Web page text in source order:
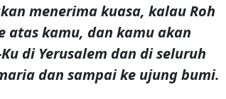
menerima kuasa, kalau Roh
atas kamu, dan kamu akan
di Yerusalem dan di seluruh
dan sampai ke ujung bumi.